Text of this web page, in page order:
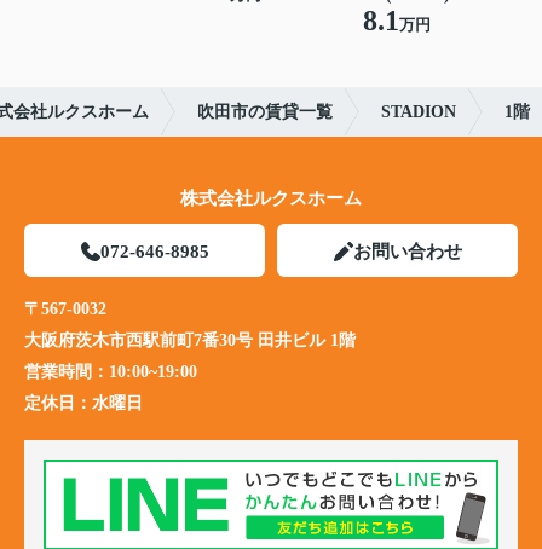
8.1万円
会社ルクスホーム 吹田市の賃貸一覧 STADION 1階
株式会社ルクスホーム
072-646-8985 お問い合わせ
〒567-0032
大阪府茨木市西駅前町7番30号 田井ビル 1階
営業時間： 10:00~19:00
定休日： 水曜日